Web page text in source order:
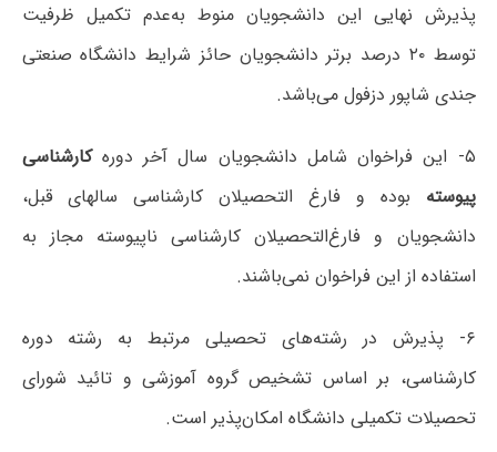
پذیرش نهایی این دانشجویان منوط به‌عدم تکمیل ظرفیت
توسط ۲۰ درصد برتر دانشجویان حائز شرایط دانشگاه صنعتی
جندی شاپور دزفول می‌باشد.
۵- این فراخوان شامل دانشجویان سال آخر دوره
کارشناسی
پیوسته بوده و فارغ التحصیلان کارشناسی سالهای قبل،
دانشجویان و فارغ‌التحصیلان کارشناسی ناپیوسته مجاز به
استفاده از این فراخوان نمی‌باشند.
۶- پذیرش در رشته‌های تحصیلی مرتبط به رشته دوره
کارشناسی، بر اساس تشخیص گروه آموزشی و تائید شورای
تحصیلات تکمیلی دانشگاه امکان‌پذیر است.